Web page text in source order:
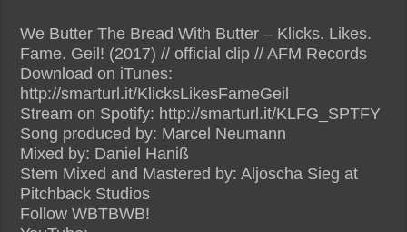
We Butter The Bread With Butter – Klicks. Likes.
Fame. Geil! (2017) // official clip // AFM Records
Download on iTunes:
http://smarturl.it/KlicksLikesFameGeil
Stream on Spotify: http://smarturl.it/KLFG_SPTFY
Song produced by: Marcel Neumann
Mixed by: Daniel Haniß
Stem Mixed and Mastered by: Aljoscha Sieg at
Pitchback Studios
Follow WBTBWB!